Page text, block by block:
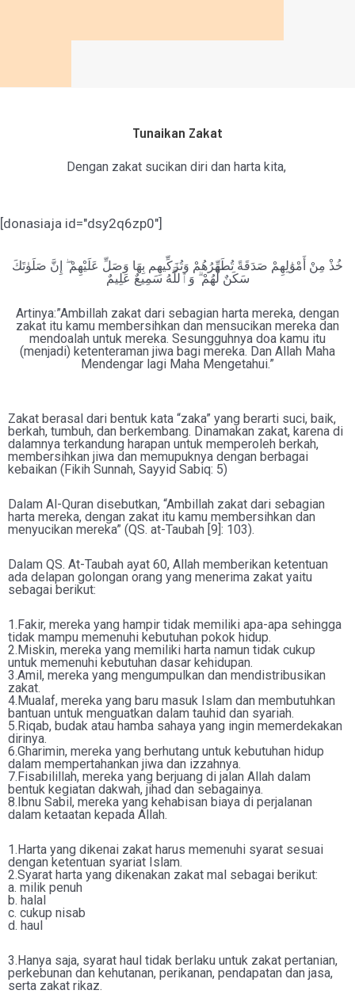
Tunaikan Zakat
Dengan zakat sucikan diri dan harta kita,
[donasiaja id="dsy2q6zp0"]
خُذْ مِنْ أَمْوَٰلِهِمْ صَدَقَةً تُطَهِّرُهُمْ وَتُزَكِّيهِم بِهَا وَصَلِّ عَلَيْهِمْ ۖ إِنَّ صَلَوٰتَكَ
سَكَنٌ لَّهُمْ ۗ وَٱللَّهُ سَمِيعٌ عَلِيمٌ
Artinya:”Ambillah zakat dari sebagian harta mereka, dengan
zakat itu kamu membersihkan dan mensucikan mereka dan
mendoalah untuk mereka. Sesungguhnya doa kamu itu
(menjadi) ketenteraman jiwa bagi mereka. Dan Allah Maha
Mendengar lagi Maha Mengetahui.”
Zakat berasal dari bentuk kata “zaka” yang berarti suci, baik,
berkah, tumbuh, dan berkembang. Dinamakan zakat, karena di
dalamnya terkandung harapan untuk memperoleh berkah,
membersihkan jiwa dan memupuknya dengan berbagai
kebaikan (Fikih Sunnah, Sayyid Sabiq: 5)
Dalam Al-Quran disebutkan, “Ambillah zakat dari sebagian
harta mereka, dengan zakat itu kamu membersihkan dan
menyucikan mereka” (QS. at-Taubah [9]: 103).
Dalam QS. At-Taubah ayat 60, Allah memberikan ketentuan
ada delapan golongan orang yang menerima zakat yaitu
sebagai berikut:
1.Fakir, mereka yang hampir tidak memiliki apa-apa sehingga
tidak mampu memenuhi kebutuhan pokok hidup.
2.Miskin, mereka yang memiliki harta namun tidak cukup
untuk memenuhi kebutuhan dasar kehidupan.
3.Amil, mereka yang mengumpulkan dan mendistribusikan
zakat.
4.Mualaf, mereka yang baru masuk Islam dan membutuhkan
bantuan untuk menguatkan dalam tauhid dan syariah.
5.Riqab, budak atau hamba sahaya yang ingin memerdekakan
dirinya.
6.Gharimin, mereka yang berhutang untuk kebutuhan hidup
dalam mempertahankan jiwa dan izzahnya.
7.Fisabilillah, mereka yang berjuang di jalan Allah dalam
bentuk kegiatan dakwah, jihad dan sebagainya.
8.Ibnu Sabil, mereka yang kehabisan biaya di perjalanan
dalam ketaatan kepada Allah.
1.Harta yang dikenai zakat harus memenuhi syarat sesuai
dengan ketentuan syariat Islam.
2.Syarat harta yang dikenakan zakat mal sebagai berikut:
a. milik penuh
b. halal
c. cukup nisab
d. haul
3.Hanya saja, syarat haul tidak berlaku untuk zakat pertanian,
perkebunan dan kehutanan, perikanan, pendapatan dan jasa,
serta zakat rikaz.